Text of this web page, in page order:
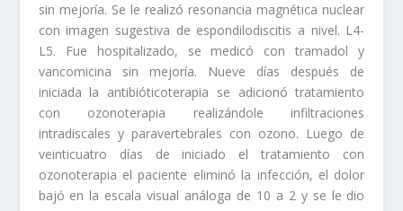
sin mejoría. Se le realizó resonancia magnética nuclear
con imagen sugestiva de espondilodiscitis a nivel. L4-
L5. Fue hospitalizado, se medicó con tramadol y
vancomicina sin mejoría. Nueve días después de
iniciada la antibióticoterapia se adicionó tratamiento
con ozonoterapia realizándole infiltraciones
intradiscales y paravertebrales con ozono. Luego de
veinticuatro días de iniciado el tratamiento con
ozonoterapia el paciente eliminó la infección, el dolor
bajó en la escala visual análoga de 10 a 2 y se le dio